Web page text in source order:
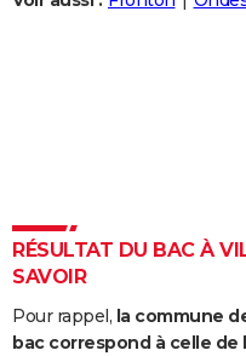
DICTIONNAIRE
Dictionnaire
Biographies
Citations
Expressions
Proverbes
PROGRAMME TV
COPAINS D'AVANT
RÉSULTAT DU BAC À
SAVOIR
Pour rappel, la commune
bac correspond à celle